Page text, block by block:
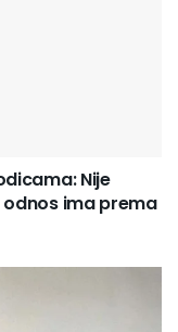
Nije
ima prema